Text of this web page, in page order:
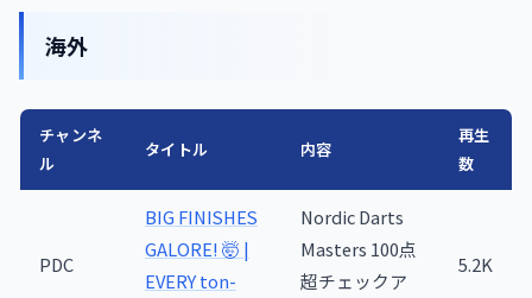
海外
チャンネ
ル
タイトル 内容
再生
数
PDC
BIG FINISHES
GALORE! 🤯 |
EVERY ton-
Nordic Darts
Masters 100点
超チェックア
5.2K